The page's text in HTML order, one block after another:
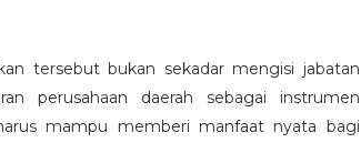
tersebut bukan sekadar mengisi jabatan
perusahaan daerah sebagai instrumen
mampu memberi manfaat nyata bagi